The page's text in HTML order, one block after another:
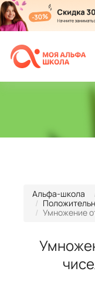
Альфа-школа
Умножение